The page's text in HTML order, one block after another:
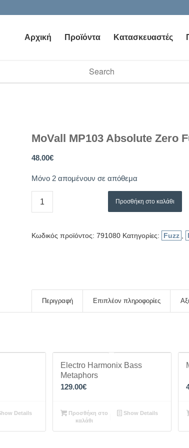
Αρχική Προϊόντα Κατασκευαστές
MoVall MP103 Absolute Zero
48.00€
Μόνο 2 απομένουν σε απόθεμα
Προσθήκη στο καλάθι
Κωδικός προϊόντος: 791080 Κατηγορίες: Fuzz
Περιγραφή Επιπλέον πληροφορίες
Details
Electro Harmonix Bass
Metaphors
129.00€
Προσθήκη στο
καλάθι
Show Details